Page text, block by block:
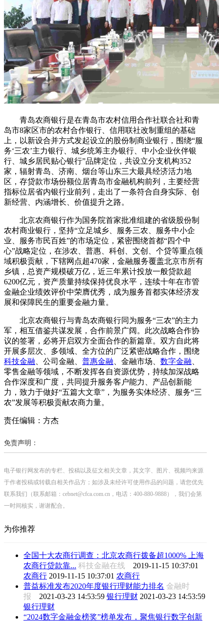
青岛农商银行是在青岛市农村信用合作社联合社和青
岛市8家区市的农村合作银行、信用联社改制重组的基础
上，以新设合并方式发起设立的股份制商业银行，围绕“服
务‘三农’主力银行、城乡统筹主办银行、中小企业伙伴银
行、城乡居民贴心银行”品牌定位，共设立分支机构352
家，辐射青岛、济南、烟台等山东三大最具经济活力地
区，存贷款市场份额位居青岛市金融机构前列，主要经营
指标位居省内银行业前列，走出了一条符合自身实际、创
新经营、内涵增长、价值提升之路。
北京农商银行作为国务院首家批准组建的省级股份制
农村商业银行，坚持“立足城乡、服务三农、服务中小企
业、服务市民百姓”的市场定位，紧密围绕首都“四个中
心”战略定位，在涉农、普惠、科创、文创、个贷等重点领
域积极贡献，下辖网点超470家，金融服务覆盖北京市所有
乡镇，总资产规模破万亿，近三年累计投放一般贷款超
6200亿元，资产质量持续保持优良水平，连续十年在市管
金融企业绩效评价中荣膺优秀，成为服务首都实体经济发
展和保障民生的重要金融力量。
北京农商银行与青岛农商银行同为服务“三农”的主力
军，相互借鉴共谋发展，合作前景广阔。此次战略合作协
议的签署，必将开启双方全面合作的新篇章。双方自此将
开展多层次、多领域、全方位的广泛紧密战略合作，围绕
科技金融 、公司金融、 普惠金融 、金融市场、 数字金融
零售金融等领域，不断发挥各自资源优势，持续加深战略
合作深度和广度，共同提升服务客户能力、产品创新能
力，致力于做好“五篇大文章”，为服务实体经济、服务“三
农”发展等积极贡献农商力量。
责任编辑：方杰
免责声明：
电子银行网发布的专栏、投稿以及征文相关文章，其文字、图片、视频均来源
于作者投稿或转载自相关作品方；如涉及未经许可使用作品的问题，请您优先
联系我们（联系邮箱：cebnet@cfca.com.cn，电话：400-880-9888），我们会第
一时间核实，谢谢配合。
为你推荐
全国十大农商行调查：北京农商行拨备超1000% 上海
农商行贷款靠... 科技金融在线 2019-11-15 10:37:01
农商行 2019-11-15 10:37:01 农商行
普益标准发布2020年度银行理财能力排名 金融时
报 2021-03-23 14:53:59 银行理财 2021-03-23 14:53:59
银行理财
“2024数字金融金榜奖”榜单发布，聚焦银行数字创新